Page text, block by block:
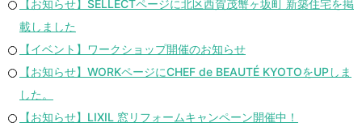
【お知らせ】SELLECTページに北区西賀茂蟹ヶ坂町 新築住宅を掲
載しました
【イベント】ワークショップ開催のお知らせ
【お知らせ】WORKページにCHEF de BEAUTÉ KYOTOをUPしま
した。
【お知らせ】LIXIL 窓リフォームキャンペーン開催中！